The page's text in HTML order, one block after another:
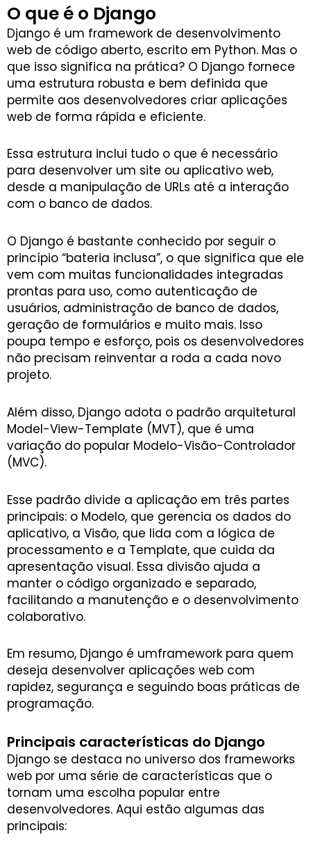
O que é o Django
Django é um framework de desenvolvimento
web de código aberto, escrito em Python. Mas o
que isso significa na prática? O Django fornece
uma estrutura robusta e bem definida que
permite aos desenvolvedores criar aplicações
web de forma rápida e eficiente.
Essa estrutura inclui tudo o que é necessário
para desenvolver um site ou aplicativo web,
desde a manipulação de URLs até a interação
com o banco de dados.
O Django é bastante conhecido por seguir o
princípio “bateria inclusa”, o que significa que ele
vem com muitas funcionalidades integradas
prontas para uso, como autenticação de
usuários, administração de banco de dados,
geração de formulários e muito mais. Isso
poupa tempo e esforço, pois os desenvolvedores
não precisam reinventar a roda a cada novo
projeto.
Além disso, Django adota o padrão arquitetural
Model-View-Template (MVT), que é uma
variação do popular Modelo-Visão-Controlador
(MVC).
Esse padrão divide a aplicação em três partes
principais: o Modelo, que gerencia os dados do
aplicativo, a Visão, que lida com a lógica de
processamento e a Template, que cuida da
apresentação visual. Essa divisão ajuda a
manter o código organizado e separado,
facilitando a manutenção e o desenvolvimento
colaborativo.
Em resumo, Django é umframework para quem
deseja desenvolver aplicações web com
rapidez, segurança e seguindo boas práticas de
programação.
Principais características do Django
Django se destaca no universo dos frameworks
web por uma série de características que o
tornam uma escolha popular entre
desenvolvedores. Aqui estão algumas das
principais: